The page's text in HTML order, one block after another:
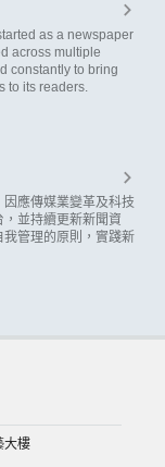
as a newspaper
across multiple
constantly to bring
to its readers.
應傳媒業變革及科技
並持續更新新聞資
管理的原則，實踐新
大樓